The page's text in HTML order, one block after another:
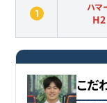
ハマ
H2
こだ